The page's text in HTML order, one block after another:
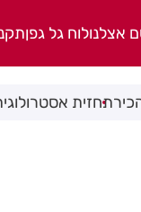
אצלנולוח גל גפן
תחזית